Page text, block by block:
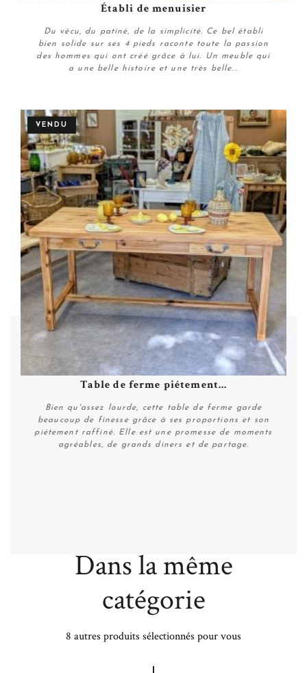
Plus de détails
Établi de menuisier
Du vécu, du patiné, de la simplicité. Ce bel établi
bien solide sur ses 4 pieds raconte toute la passion
des hommes qui ont créé grâce à lui. Un meuble qui
a une belle histoire et une très belle...
VENDU
Table de ferme piétement...
Bien qu'assez lourde, cette table de ferme garde
beaucoup de finesse grâce à ses proportions et son
piétement raffiné. Elle est une promesse de moments
agréables, de grands diners et de partage.
Dans la même
catégorie
8 autres produits sélectionnés pour vous